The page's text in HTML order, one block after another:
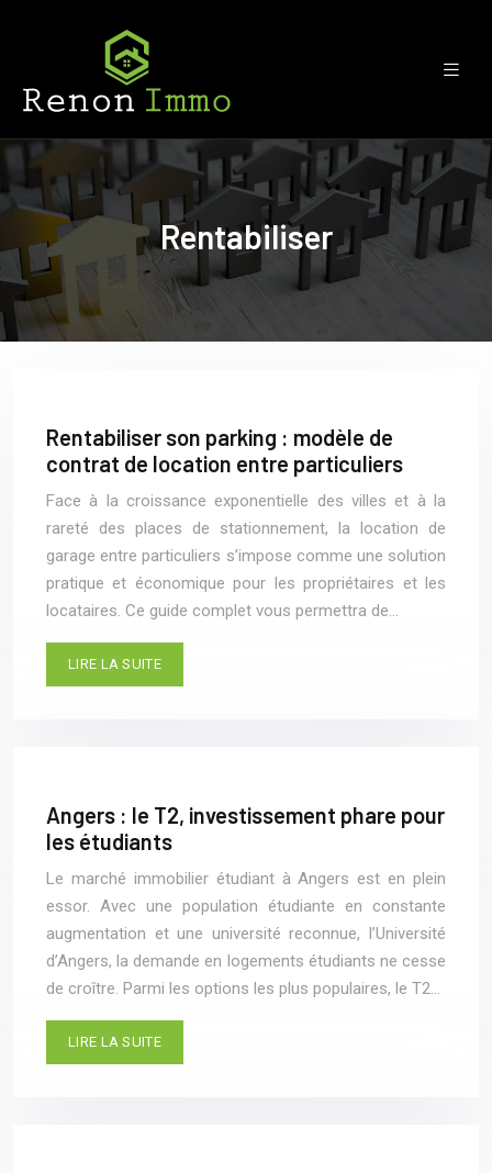
Rentabiliser
Rentabiliser son parking : modèle de
contrat de location entre particuliers
Face à la croissance exponentielle des villes et à la
rareté des places de stationnement, la location de
garage entre particuliers s’impose comme une solution
pratique et économique pour les propriétaires et les
locataires. Ce guide complet vous permettra de…
LIRE LA SUITE
Angers : le T2, investissement phare pour
les étudiants
Le marché immobilier étudiant à Angers est en plein
essor. Avec une population étudiante en constante
augmentation et une université reconnue, l’Université
d’Angers, la demande en logements étudiants ne cesse
de croître. Parmi les options les plus populaires, le T2…
LIRE LA SUITE